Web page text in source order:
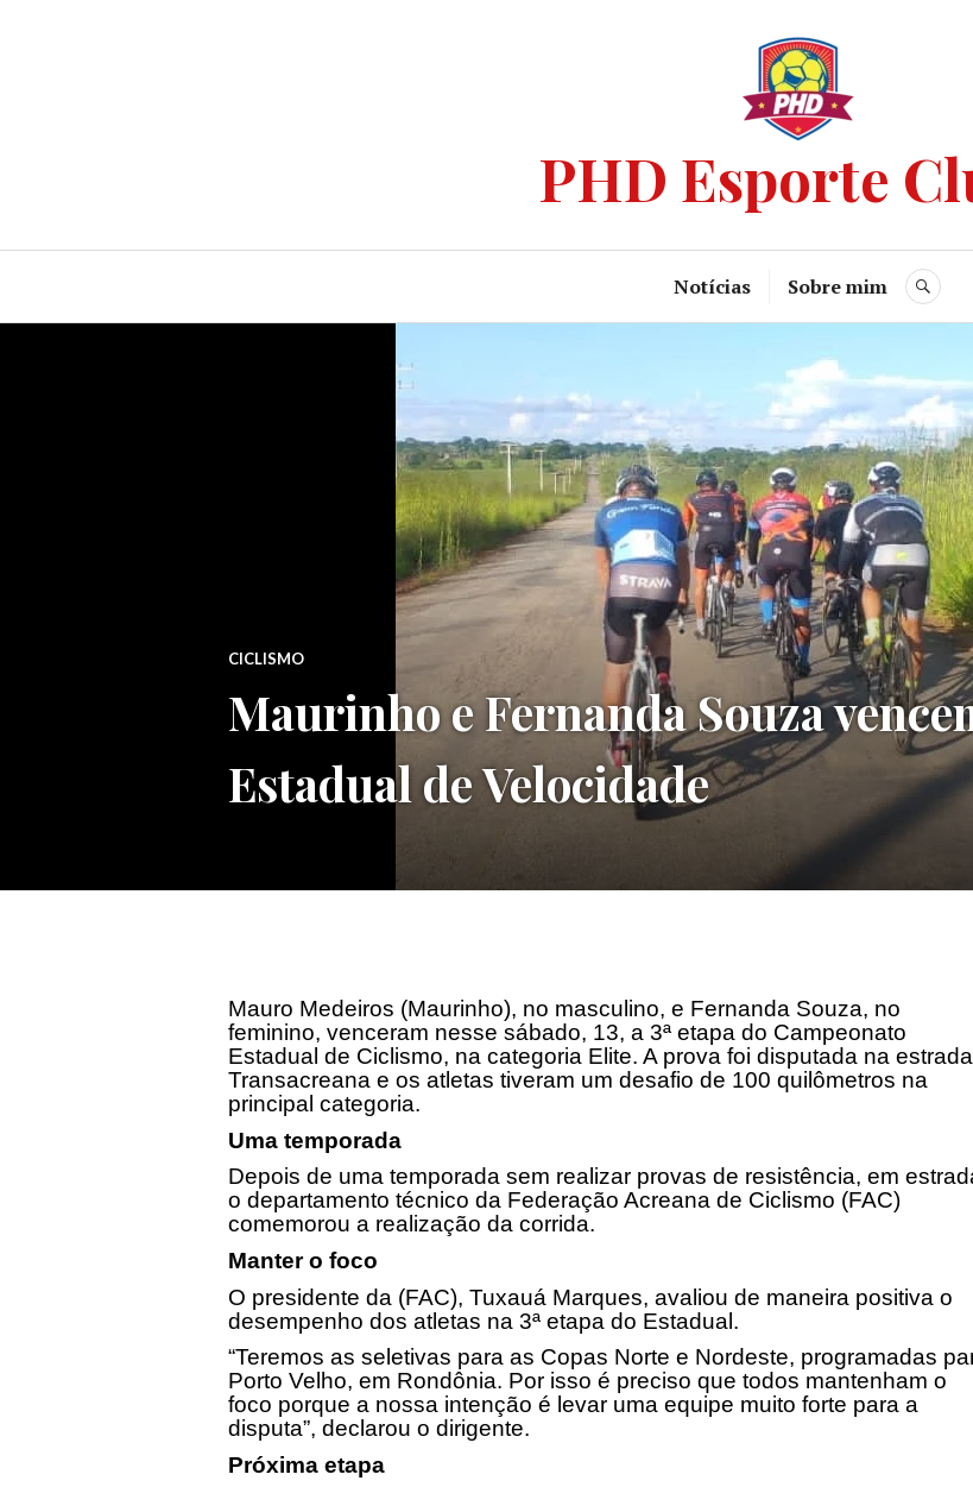
PHD Esporte
Notícias Sobre mim
CICLISMO
Maurinho e Fernanda Souza
Estadual de Velocidade
Mauro Medeiros (Maurinho), no masculino, e Fernanda Souza, no
feminino, venceram nesse sábado, 13, a 3ª etapa do Campeonato
Estadual de Ciclismo, na categoria Elite. A prova foi disputada na estrada
Transacreana e os atletas tiveram um desafio de 100 quilômetros na
principal categoria.
Uma temporada
Depois de uma temporada sem realizar provas de resistência, em
o departamento técnico da Federação Acreana de Ciclismo (FAC)
comemorou a realização da corrida.
Manter o foco
O presidente da (FAC), Tuxauá Marques, avaliou de maneira positiva o
desempenho dos atletas na 3ª etapa do Estadual.
“Teremos as seletivas para as Copas Norte e Nordeste, programadas
Porto Velho, em Rondônia. Por isso é preciso que todos mantenham o
foco porque a nossa intenção é levar uma equipe muito forte para a
disputa”, declarou o dirigente.
Próxima etapa